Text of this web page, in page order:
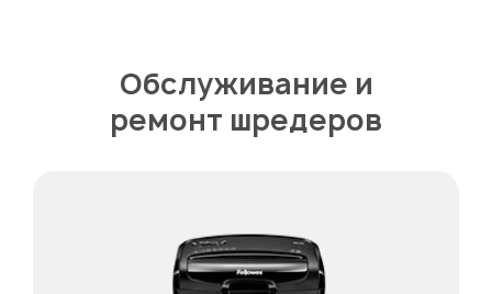
Обслуживание и
ремонт шредеров